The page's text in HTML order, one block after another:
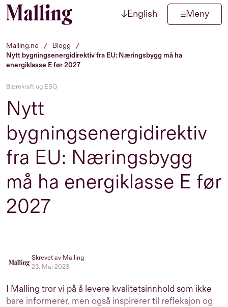
Hopp til innhold ↓English Meny
Malling.no / Blogg
/
Nytt bygningsenergidirektiv fra EU: Næringsbygg må ha
energiklasse E før 2027
Bærekraft og ESG
Nytt
bygningsenergidirektiv
fra EU: Næringsbygg
må ha energiklasse E før
2027
Skrevet av Malling
23. Mai 2023
I Malling tror vi på å levere kvalitetsinnhold som ikke
bare informerer, men også inspirerer til refleksjon og